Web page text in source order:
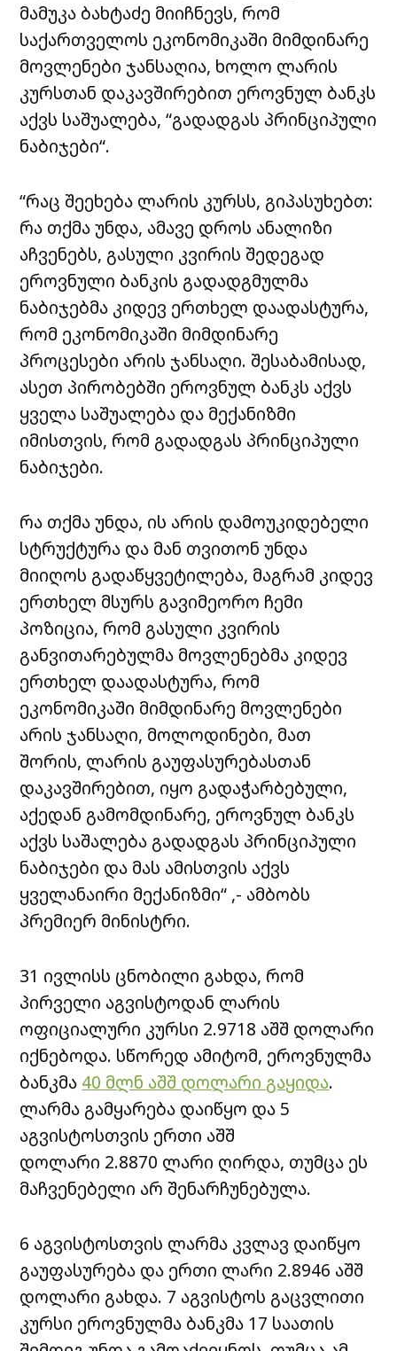
მამუკა ბახტაძე მიიჩნევს, რომ
საქართველოს ეკონომიკაში მიმდინარე
მოვლენები ჯანსაღია, ხოლო ლარის
კურსთან დაკავშირებით ეროვნულ ბანკს
აქვს საშუალება, “გადადგას პრინციპული
ნაბიჯები“.
“რაც შეეხება ლარის კურსს, გიპასუხებთ:
რა თქმა უნდა, ამავე დროს ანალიზი
აჩვენებს, გასული კვირის შედეგად
ეროვნული ბანკის გადადგმულმა
ნაბიჯებმა კიდევ ერთხელ დაადასტურა,
რომ ეკონომიკაში მიმდინარე
პროცესები არის ჯანსაღი. შესაბამისად,
ასეთ პირობებში ეროვნულ ბანკს აქვს
ყველა საშუალება და მექანიზმი
იმისთვის, რომ გადადგას პრინციპული
ნაბიჯები.
რა თქმა უნდა, ის არის დამოუკიდებელი
სტრუქტურა და მან თვითონ უნდა
მიიღოს გადაწყვეტილება, მაგრამ კიდევ
ერთხელ მსურს გავიმეორო ჩემი
პოზიცია, რომ გასული კვირის
განვითარებულმა მოვლენებმა კიდევ
ერთხელ დაადასტურა, რომ
ეკონომიკაში მიმდინარე მოვლენები
არის ჯანსაღი, მოლოდინები, მათ
შორის, ლარის გაუფასურებასთან
დაკავშირებით, იყო გადაჭარბებული,
აქედან გამომდინარე, ეროვნულ ბანკს
აქვს საშალება გადადგას პრინციპული
ნაბიჯები და მას ამისთვის აქვს
ყველანაირი მექანიზმი“ ,- ამბობს
პრემიერ მინისტრი.
31 ივლისს ცნობილი გახდა, რომ
პირველი აგვისტოდან ლარის
ოფიციალური კურსი 2.9718 აშშ დოლარი
იქნებოდა. სწორედ ამიტომ, ეროვნულმა
ბანკმა 40 მლნ აშშ დოლარი გაყიდა.
ლარმა გამყარება დაიწყო და 5
აგვისტოსთვის ერთი აშშ
დოლარი 2.8870 ლარი ღირდა, თუმცა ეს
მაჩვენებელი არ შენარჩუნებულა.
6 აგვისტოსთვის ლარმა კვლავ დაიწყო
გაუფასურება და ერთი ლარი 2.8946 აშშ
დოლარი გახდა. 7 აგვისტოს გაცვლითი
კურსი ეროვნულმა ბანკმა 17 საათის